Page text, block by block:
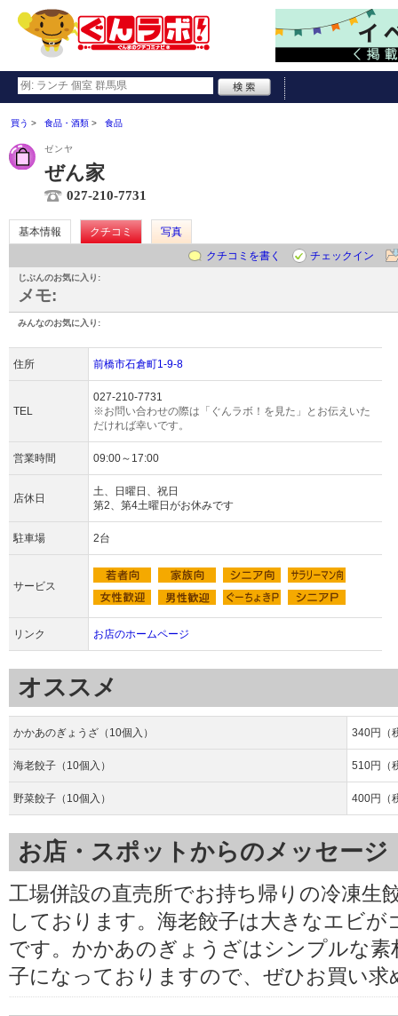
買う 食品・酒類 食品
ゼンヤ
ぜん家
027-210-7731
基本情報 クチコミ
写真
クチコミを書く
チェックイン
じぶんのお気に入り:
メモ:
みんなのお気に入り:
住所 前橋市石倉町1-9-8
TEL
027-210-7731
※お問い合わせの際は「ぐんラボ！を見た」とお伝えいた
だければ幸いです。
営業時間 09:00～17:00
店休日
土、日曜日、祝日
第2、第4土曜日がお休みです
駐車場 2台
サービス
リンク お店のホームページ
オススメ
かかあのぎょうざ（10個入） 340円（
海老餃子（10個入） 510円（
野菜餃子（10個入） 400円（
お店・スポットからのメッセージ
工場併設の直売所でお持ち帰りの冷凍生
しております。海老餃子は大きなエビ
です。かかあのぎょうざはシンプルな
子になっておりますので、ぜひお買い求